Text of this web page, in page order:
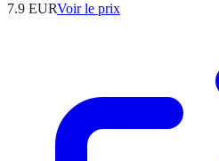
7.9 EURVoir le prix